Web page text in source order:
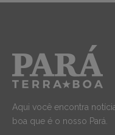
Aqui você encontra
boa que é o nosso Pará.